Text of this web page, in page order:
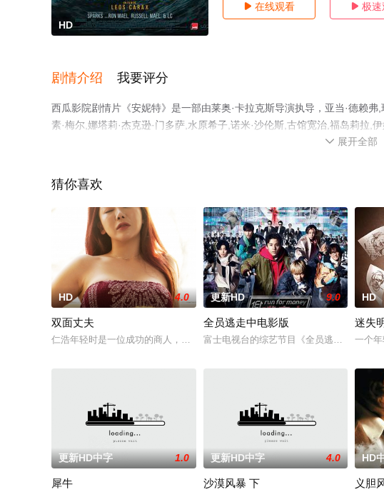
HD
 在线观看  极速
剧情介绍 我要评分
西瓜影院剧情片《安妮特》是一部由莱奥·卡拉克斯导演执导，亚当·德赖弗
素·梅尔,娜塔莉·杰克逊·门多萨,水原希子,诺米·沙伦斯,古馆宽治,福岛莉拉,伊
特,Natalia,Lafourcade,Wim,Opbrouck,Ella,Leyer等明星精彩演绎的法国,
 展开全部
猜你喜欢
HD 4.0
双面丈夫
仁浩年轻时是一位成功的商人，表面上对妻子美英很好，但实际上，他通过资助
更新HD 9.0
全员逃走中电影版
富士电视台的综艺节目《全员逃走中》从
HD
迷失
一个
更新HD中字 1.0
犀牛
更新HD中字 4.0
沙漠风暴 下
HD
义胆